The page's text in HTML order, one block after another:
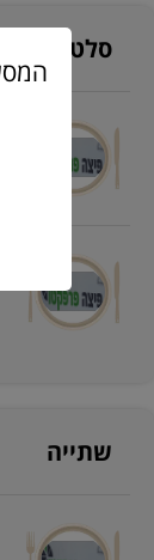
סלטים
שתייה